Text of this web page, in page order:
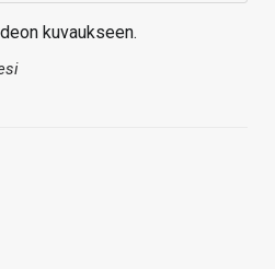
kuvaukseen.